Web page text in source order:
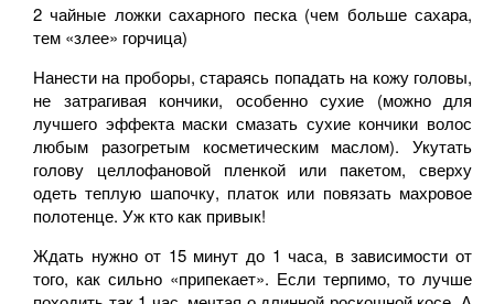
2 чайные ложки сахарного песка (чем больше сахара,
тем «злее» горчица)
Нанести на проборы, стараясь попадать на кожу головы,
не затрагивая кончики, особенно сухие (можно для
лучшего эффекта маски смазать сухие кончики волос
любым разогретым косметическим маслом). Укутать
голову целлофановой пленкой или пакетом, сверху
одеть теплую шапочку, платок или повязать махровое
полотенце. Уж кто как привык!
Ждать нужно от 15 минут до 1 часа, в зависимости от
того, как сильно «припекает». Если терпимо, то лучше